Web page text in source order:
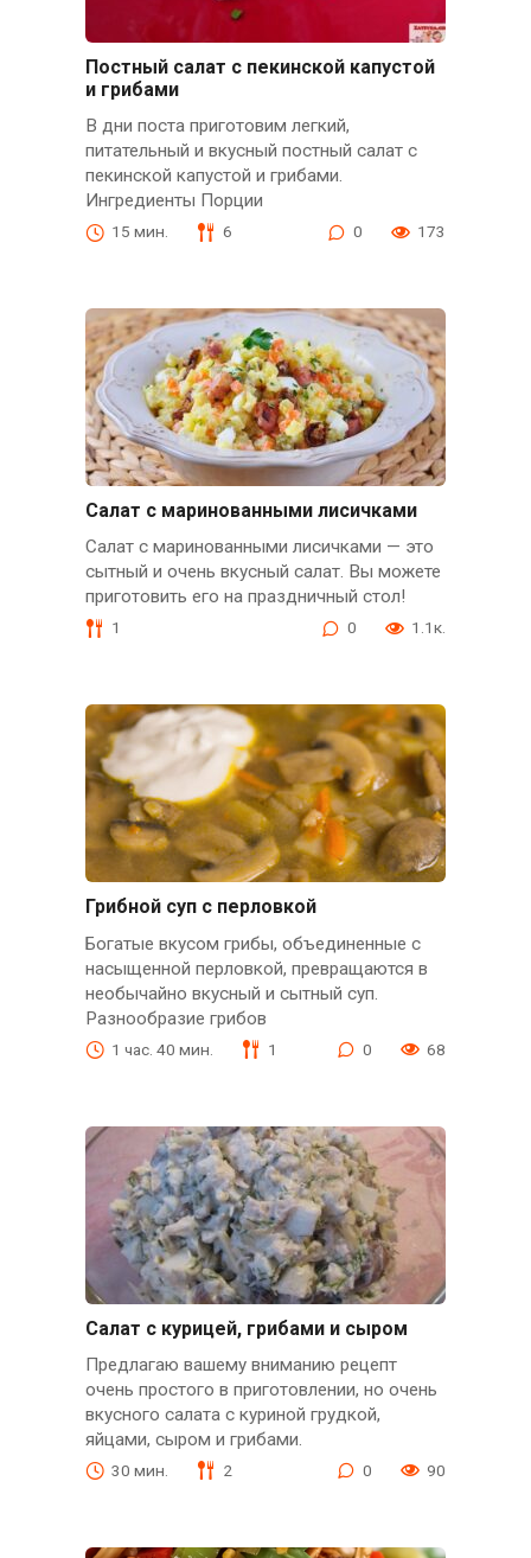
Постный салат с пекинской капустой
и грибами
В дни поста приготовим легкий,
питательный и вкусный постный салат с
пекинской капустой и грибами.
Ингредиенты Порции
15 мин. 6 0 173
Салат с маринованными лисичками
Салат с маринованными лисичками — это
сытный и очень вкусный салат. Вы можете
приготовить его на праздничный стол!
1 0 1.1к.
Грибной суп с перловкой
Богатые вкусом грибы, объединенные с
насыщенной перловкой, превращаются в
необычайно вкусный и сытный суп.
Разнообразие грибов
1 час. 40 мин. 1 0 68
Салат с курицей, грибами и сыром
Предлагаю вашему вниманию рецепт
очень простого в приготовлении, но очень
вкусного салата с куриной грудкой,
яйцами, сыром и грибами.
30 мин. 2 0 90